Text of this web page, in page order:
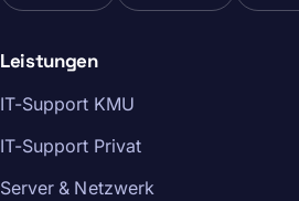
Leistungen
IT-Support KMU
IT-Support Privat
Server & Netzwerk